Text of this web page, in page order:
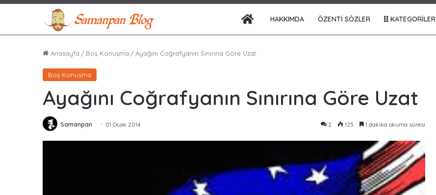
ANA SAYFA
HAKKIMDA ÖZENTI SÖZLER KATEGORILER
Anasayfa / Boş Konuşma /Ayağını Coğrafyanın Sınırına Göre Uzat
Boş Konuşma
Ayağını Coğrafyanın Sınırına Göre Uzat
Samanpan 01 Ocak 2014 2 125 1 dakika okuma süresi